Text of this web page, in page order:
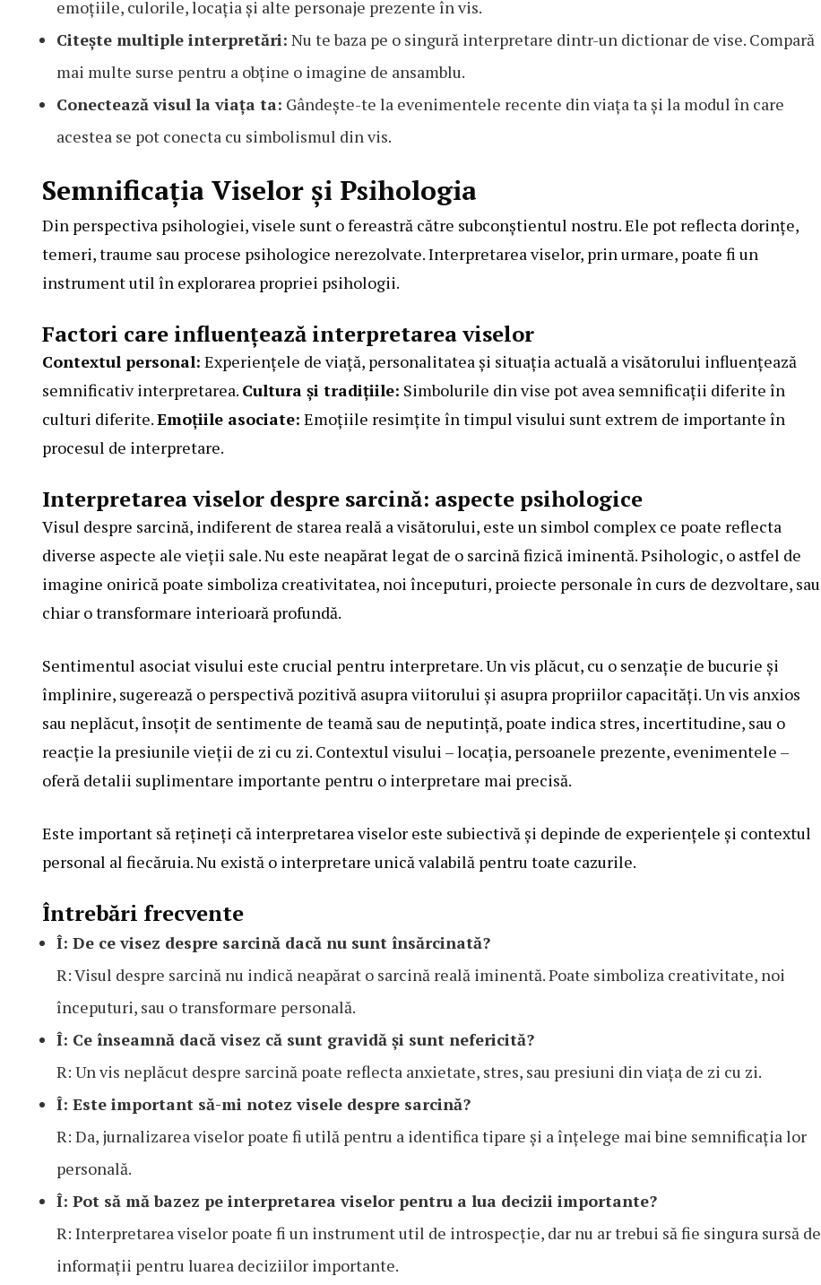
emoțiile, culorile, locația și alte personaje prezente în vis.
Citește multiple interpretări: Nu te baza pe o singură interpretare dintr-un dictionar de vise. Compară
mai multe surse pentru a obține o imagine de ansamblu.
Conectează visul la viața ta: Gândește-te la evenimentele recente din viața ta și la modul în care
acestea se pot conecta cu simbolismul din vis.
Semnificația Viselor și Psihologia
Din perspectiva psihologiei, visele sunt o fereastră către subconștientul nostru. Ele pot reflecta dorințe,
temeri, traume sau procese psihologice nerezolvate. Interpretarea viselor, prin urmare, poate fi un
instrument util în explorarea propriei psihologii.
Factori care influențează interpretarea viselor
Contextul personal: Experiențele de viață, personalitatea și situația actuală a visătorului influențează
semnificativ interpretarea. Cultura și tradițiile: Simbolurile din vise pot avea semnificații diferite în
culturi diferite.Emoțiile asociate: Emoțiile resimțite în timpul visului sunt extrem de importante în
procesul de interpretare.
Interpretarea viselor despre sarcină: aspecte psihologice
Visul despre sarcină, indiferent de starea reală a visătorului, este un simbol complex ce poate reflecta
diverse aspecte ale vieții sale. Nu este neapărat legat de o sarcină fizică iminentă. Psihologic, o astfel de
imagine onirică poate simboliza creativitatea, noi începuturi, proiecte personale în curs de dezvoltare, sau
chiar o transformare interioară profundă.
Sentimentul asociat visului este crucial pentru interpretare. Un vis plăcut, cu o senzație de bucurie și
împlinire, sugerează o perspectivă pozitivă asupra viitorului și asupra propriilor capacități. Un vis anxios
sau neplăcut, însoțit de sentimente de teamă sau de neputință, poate indica stres, incertitudine, sau o
reacție la presiunile vieții de zi cu zi. Contextul visului – locația, persoanele prezente, evenimentele –
oferă detalii suplimentare importante pentru o interpretare mai precisă.
Este important să rețineți că interpretarea viselor este subiectivă și depinde de experiențele și contextul
personal al fiecăruia. Nu există o interpretare unică valabilă pentru toate cazurile.
Întrebări frecvente
Î: De ce visez despre sarcină dacă nu sunt însărcinată?
R: Visul despre sarcină nu indică neapărat o sarcină reală iminentă. Poate simboliza creativitate, noi
începuturi, sau o transformare personală.
Î: Ce înseamnă dacă visez că sunt gravidă și sunt nefericită?
R: Un vis neplăcut despre sarcină poate reflecta anxietate, stres, sau presiuni din viața de zi cu zi.
Î: Este important să-mi notez visele despre sarcină?
R: Da, jurnalizarea viselor poate fi utilă pentru a identifica tipare și a înțelege mai bine semnificația lor
personală.
Î: Pot să mă bazez pe interpretarea viselor pentru a lua decizii importante?
R: Interpretarea viselor poate fi un instrument util de introspecție, dar nu ar trebui să fie singura sursă de
informații pentru luarea deciziilor importante.